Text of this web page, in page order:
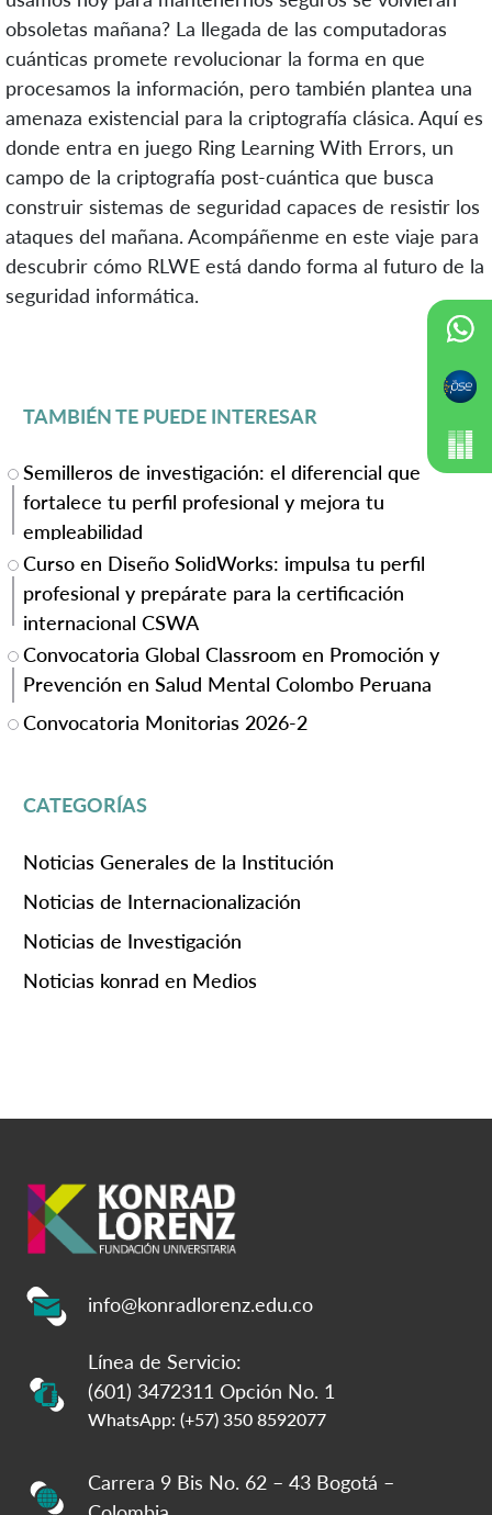
obsoletas mañana? La llegada de las computadoras
cuánticas promete revolucionar la forma en que
procesamos la información, pero también plantea una
amenaza existencial para la criptografía clásica. Aquí es
donde entra en juego Ring Learning With Errors, un
campo de la criptografía post-cuántica que busca
construir sistemas de seguridad capaces de resistir los
ataques del mañana. Acompáñenme en este viaje para
descubrir cómo RLWE está dando forma al futuro de la
seguridad informática.
TAMBIÉN TE PUEDE INTERESAR
Semilleros de investigación: el diferencial que
fortalece tu perfil profesional y mejora tu
empleabilidad
Curso en Diseño SolidWorks: impulsa tu perfil
profesional y prepárate para la certificación
internacional CSWA
Convocatoria Global Classroom en Promoción y
Prevención en Salud Mental Colombo Peruana
Convocatoria Monitorias 2026-2
CATEGORÍAS
Noticias Generales de la Institución
Noticias de Internacionalización
Noticias de Investigación
Noticias konrad en Medios
info@konradlorenz.edu.co
Línea de Servicio:
(601) 3472311 Opción No. 1
WhatsApp: (+57) 350 8592077
Carrera 9 Bis No. 62 – 43 Bogotá –